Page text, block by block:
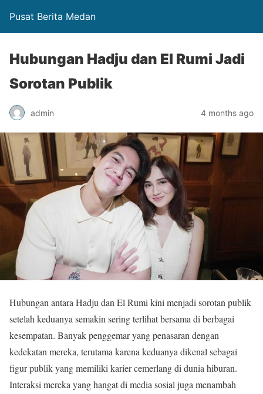
Pusat Berita Medan
Hubungan Hadju dan El Rumi Jadi
Sorotan Publik
admin 4 months ago
Hubungan antara Hadju dan El Rumi kini menjadi sorotan publik
setelah keduanya semakin sering terlihat bersama di berbagai
kesempatan. Banyak penggemar yang penasaran dengan
kedekatan mereka, terutama karena keduanya dikenal sebagai
figur publik yang memiliki karier cemerlang di dunia hiburan.
Interaksi mereka yang hangat di media sosial juga menambah